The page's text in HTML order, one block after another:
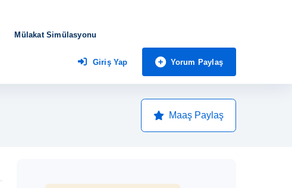
Mülakat Simülasyonu
Giriş Yap Yorum Paylaş
Maaş Paylaş